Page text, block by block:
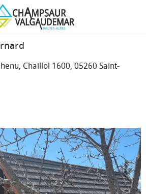
Le Saint Bernard
Chaillol 1600, 05260 Saint-